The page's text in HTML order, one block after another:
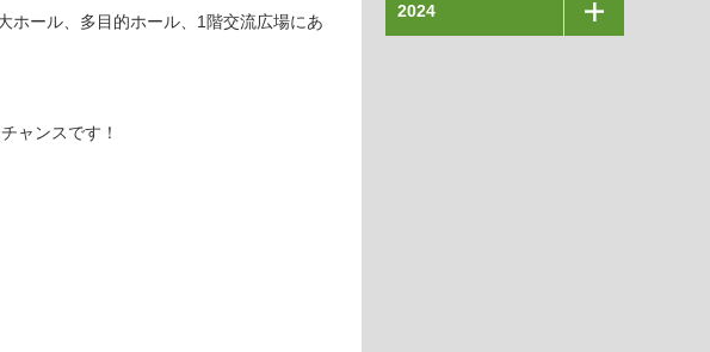
ホール、多目的ホール、1階交流広場にあ
ャンスです！
2024